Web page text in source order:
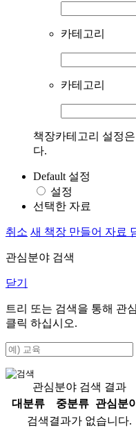
카테고리
카테고리
책장카테고리 설정
다.
Default 설정
설정
선택한 자료
취소 새 책장 만들어 자료
관심분야 검색
닫기
트리 또는 검색을 통해 관
클릭 하십시오.
관심분야 검색 결과
대분류
중분류
관심분
검색결과가 없습니다.